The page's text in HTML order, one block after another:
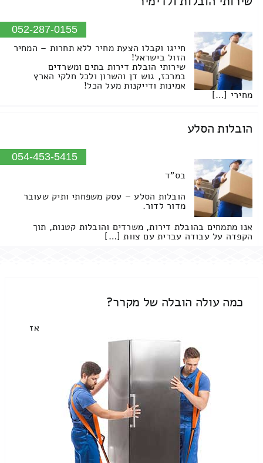
052-287-0155
חייגו וקבלו הצעת מחיר ללא תחרות – המחיר
הזול בישראל!
שירותי הובלת דירות בתים ומשרדים
במרכז, גוש דן והשרון ולכל חלקי הארץ
אמינות ודייקנות מעל הכל!
מחירי […]
הובלות הסלע
054-453-5415
בס"ד
הובלות הסלע – עסק משפחתי ותיק שעובר
מדור לדור.
אנו מתמחים בהובלת דירות, משרדים והובלות קטנות, תוך
הקפדה על עבודה עברית עם צוות […]
כמה עולה הובלה של מקרר?
אז